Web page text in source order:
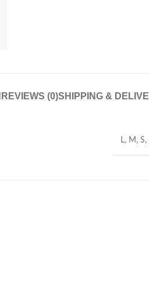
REVIEWS (0)SHIPPING &
L, M , S,